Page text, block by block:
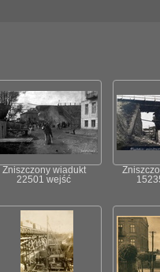
Zniszczony wiadukt
22501 wejść